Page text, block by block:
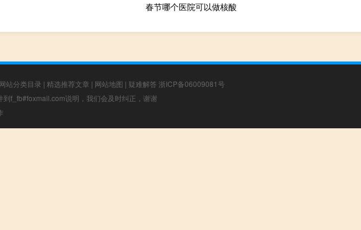
春节哪个医院可以做核酸
网站分类目录 | 精选推荐文章 | 网站地图 | 疑难解答 浙ICP备06009081号
f_fb#foxmail.com说明，我们会及时纠正，谢谢